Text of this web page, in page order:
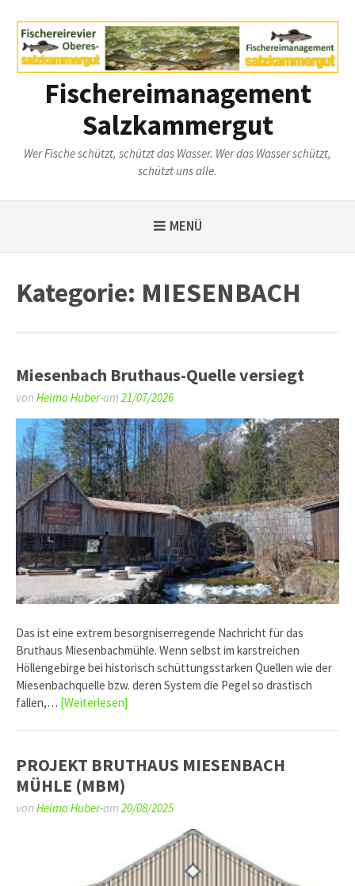
zum
Inhalt
Fischereimanagement
Salzkammergut
Wer Fische schützt, schützt das Wasser. Wer das Wasser schützt,
schützt uns alle.
MENÜ
Kategorie: MIESENBACH
Miesenbach Bruthaus-Quelle versiegt
von Heimo Huber-am 21/07/2026
Das ist eine extrem besorgniserregende Nachricht für das
Bruthaus Miesenbachmühle. Wenn selbst im karstreichen
Höllengebirge bei historisch schüttungsstarken Quellen wie der
Miesenbachquelle bzw. deren System die Pegel so drastisch
fallen,… [Weiterlesen]
PROJEKT BRUTHAUS MIESENBACH
MÜHLE (MBM)
von Heimo Huber-am 20/08/2025